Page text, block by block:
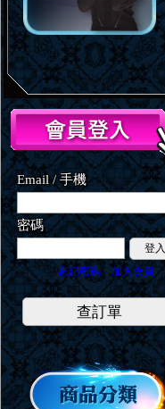
Email / 手機
密碼
登入
忘記密碼
加入會員
查訂單